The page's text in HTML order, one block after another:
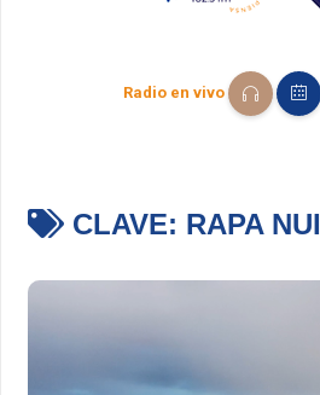
Radio en vivo
CLAVE: RAPA NUI